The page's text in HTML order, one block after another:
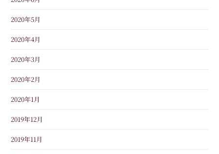
2020年5月
2020年4月
2020年3月
2020年2月
2020年1月
2019年12月
2019年11月